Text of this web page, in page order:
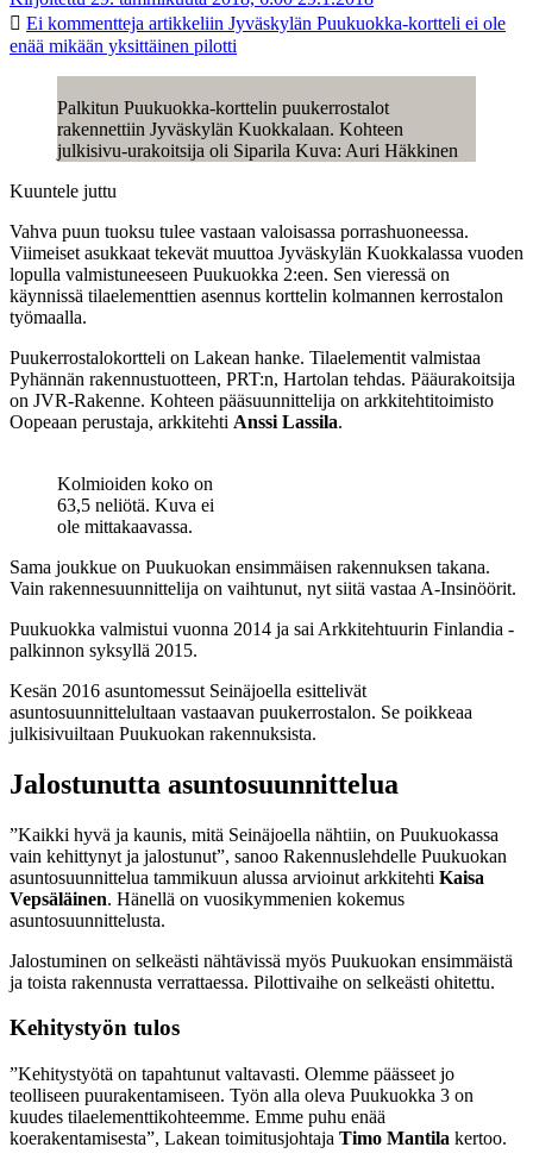
Ei kommentteja artikkeliin Jyväskylän Puukuokka-kortteli ei ole
enää mikään yksittäinen pilotti
Palkitun Puukuokka-korttelin puukerrostalot
rakennettiin Jyväskylän Kuokkalaan. Kohteen
julkisivu-urakoitsija oli Siparila Kuva: Auri Häkkinen
Kuuntele juttu
Vahva puun tuoksu tulee vastaan valoisassa porrashuoneessa.
Viimeiset asukkaat tekevät muuttoa Jyväskylän Kuokkalassa vuoden
lopulla valmistuneeseen Puukuokka 2:een. Sen vieressä on
käynnissä tilaelementtien asennus korttelin kolmannen kerrostalon
työmaalla.
Puukerrostalokortteli on Lakean hanke. Tilaelementit valmistaa
Pyhännän rakennustuotteen, PRT:n, Hartolan tehdas. Pääurakoitsija
on JVR-Rakenne. Kohteen pääsuunnittelija on arkkitehtitoimisto
Oopeaan perustaja, arkkitehti Anssi Lassila.
Kolmioiden koko on
63,5 neliötä. Kuva ei
ole mittakaavassa.
Sama joukkue on Puukuokan ensimmäisen rakennuksen takana.
Vain rakennesuunnittelija on vaihtunut, nyt siitä vastaa A-Insinöörit.
Puukuokka valmistui vuonna 2014 ja sai Arkkitehtuurin Finlandia -
palkinnon syksyllä 2015.
Kesän 2016 asuntomessut Seinäjoella esittelivät
asuntosuunnittelultaan vastaavan puukerrostalon. Se poikkeaa
julkisivuiltaan Puukuokan rakennuksista.
Jalostunutta asuntosuunnittelua
”Kaikki hyvä ja kaunis, mitä Seinäjoella nähtiin, on Puukuokassa
vain kehittynyt ja jalostunut”, sanoo Rakennuslehdelle Puukuokan
asuntosuunnittelua tammikuun alussa arvioinut arkkitehti Kaisa
Vepsäläinen. Hänellä on vuosikymmenien kokemus
asuntosuunnittelusta.
Jalostuminen on selkeästi nähtävissä myös Puukuokan ensimmäistä
ja toista rakennusta verrattaessa. Pilottivaihe on selkeästi ohitettu.
Kehitystyön tulos
”Kehitystyötä on tapahtunut valtavasti. Olemme päässeet jo
teolliseen puurakentamiseen. Työn alla oleva Puukuokka 3 on
kuudes tilaelementtikohteemme. Emme puhu enää
koerakentamisesta”, Lakean toimitusjohtaja Timo Mantila kertoo.